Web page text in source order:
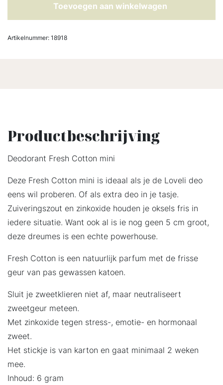
Toevoegen aan winkelwagen
Artikelnummer: 18918
Productbeschrijving
Deodorant Fresh Cotton mini
Deze Fresh Cotton mini is ideaal als je de Loveli deo
eens wil proberen. Of als extra deo in je tasje.
Zuiveringszout en zinkoxide houden je oksels fris in
iedere situatie. Want ook al is ie nog geen 5 cm groot,
deze dreumes is een echte powerhouse.
Fresh Cotton is een natuurlijk parfum met de frisse
geur van pas gewassen katoen.
Sluit je zweetklieren niet af, maar neutraliseert
zweetgeur meteen.
Met zinkoxide tegen stress-, emotie- en hormonaal
zweet.
Het stickje is van karton en gaat minimaal 2 weken
mee.
Inhoud: 6 gram